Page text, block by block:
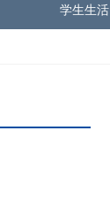
学生生